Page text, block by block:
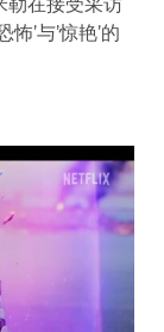
’与’惊艳’的